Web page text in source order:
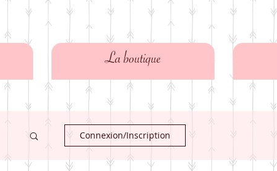
La boutique
Connexion/Inscription